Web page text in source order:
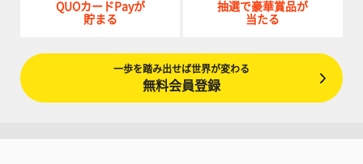
QUOカードPayが
貯まる
抽選で豪華賞品が
当たる
一歩を踏み出せば世界が変わる
無料会員登録